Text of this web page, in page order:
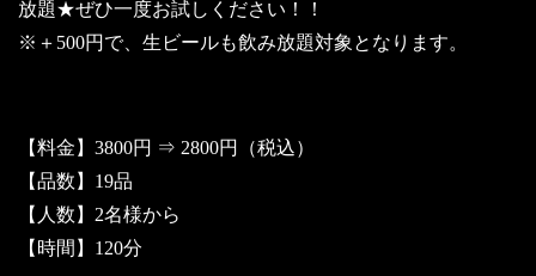
放題★ぜひ一度お試しください！！
※＋500円で、生ビールも飲み放題対象となります。
【料金】3800円 ⇒ 2800円（税込）
【品数】19品
【人数】2名様から
【時間】120分